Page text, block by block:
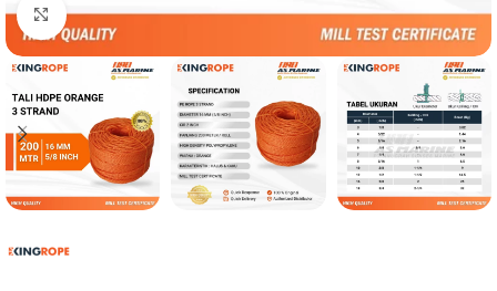
Click to enlarge